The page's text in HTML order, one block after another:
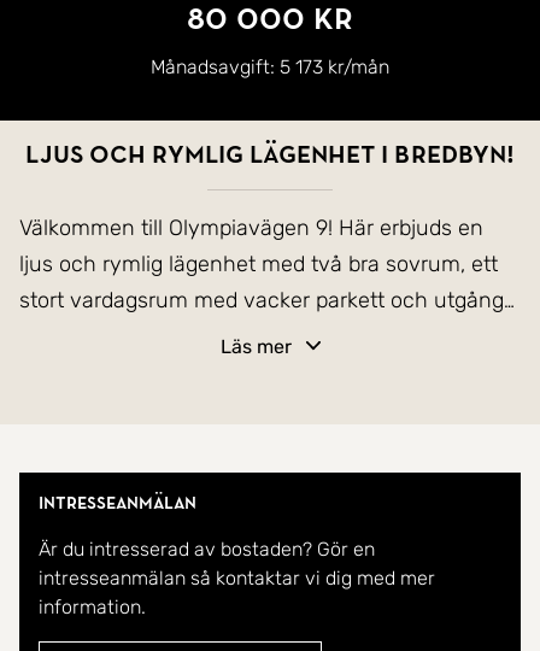
80 000 kr
Månadsavgift: 5 173 kr/mån
Ljus och rymlig lägenhet i Bredbyn!
Välkommen till Olympiavägen 9! Här erbjuds en
ljus och rymlig lägenhet med två bra sovrum, ett
stort vardagsrum med vacker parkett och utgång
till balkong samt ett funktionellt kök med plats för
Här finns dessutom stor potential för dig som vill
sätta din egen prägel på ditt framtida hem.
Läs mer
Intresseanmälan
Är du intresserad av bostaden? Gör en
intresseanmälan så kontaktar vi dig med mer
information.